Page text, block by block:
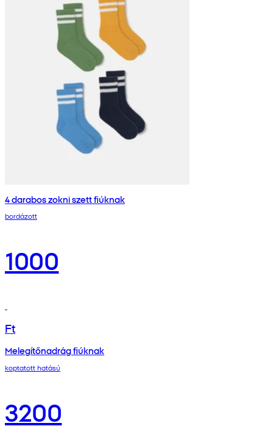
4 darabos zokni szett fiúknak
bordázott
1000
Ft
Melegítőnadrág fiúknak
koptatott hatású
3200